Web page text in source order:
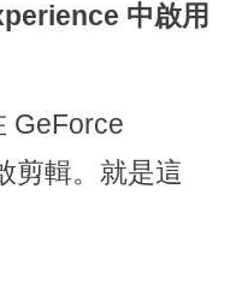
中啟用
GeForce
剪輯。就是這